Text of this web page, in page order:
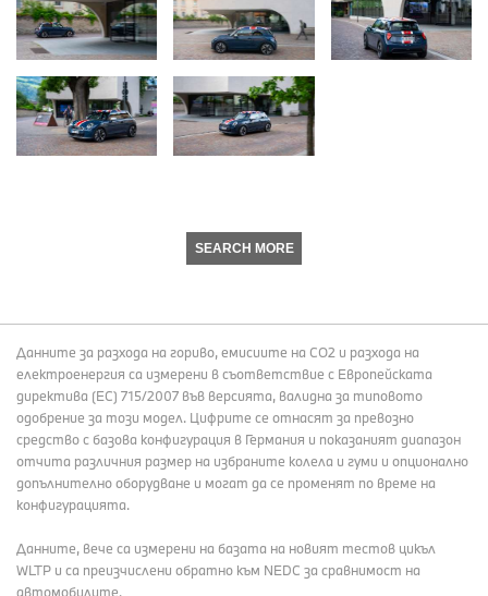
SEARCH MORE
Данните за разхода на гориво, емисиите на СО2 и разхода на
електроенергия са измерени в съответствие с Европейската
директива (EC) 715/2007 във версията, валидна за типовото
одобрение за този модел. Цифрите се отнасят за превозно
средство с базова конфигурация в Германия и показаният диапазон
отчита различния размер на избраните колела и гуми и опционално
допълнително оборудване и могат да се променят по време на
конфигурацията.
Данните, вече са измерени на базата на новият тестов цикъл
WLTP и са преизчислени обратно към NEDC за сравнимост на
автомобилите.